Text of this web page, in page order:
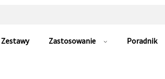
Zestawy Zastosowanie Poradnik